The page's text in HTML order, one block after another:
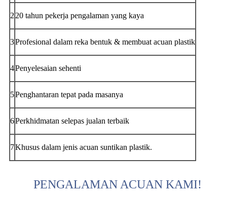
2 20 tahun pekerja pengalaman yang kaya
3Profesional dalam reka bentuk & membuat acuan plastik
4Penyelesaian sehenti
5Penghantaran tepat pada masanya
6Perkhidmatan selepas jualan terbaik
7Khusus dalam jenis acuan suntikan plastik.
PENGALAMAN ACUAN KAMI!